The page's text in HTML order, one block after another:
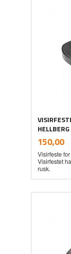
HELLBERG
Pris
150,00
Visirfeste
Visirfestet
rusk.